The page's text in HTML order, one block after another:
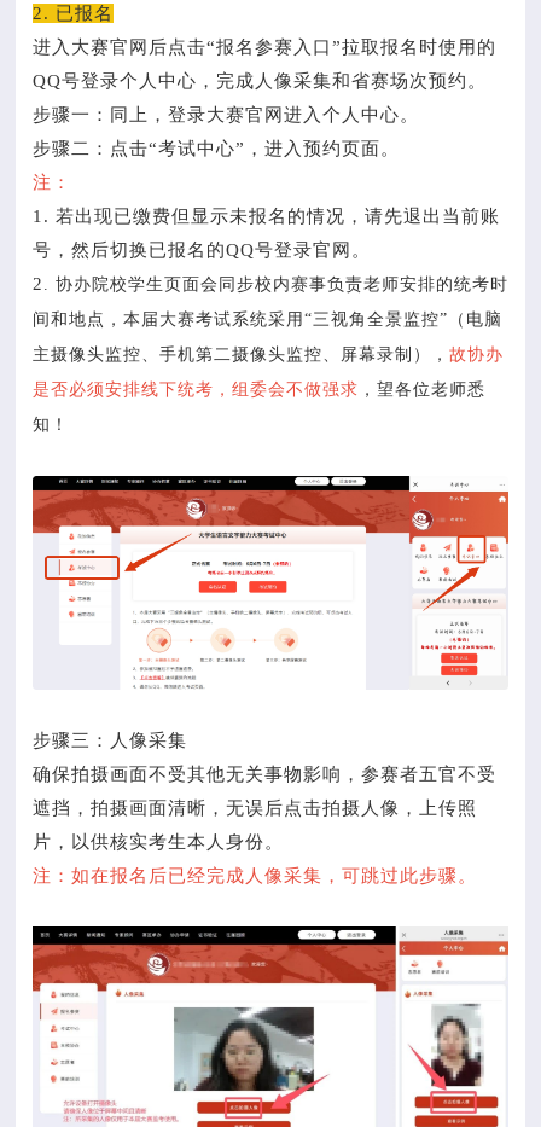
2. 已报名
进入大赛官网后点击“报名参赛入口”拉取报名时使用的
QQ号登录个人中心，完成人像采集和省赛场次预约。
步骤一：同上，登录大赛官网进入个人中心。
步骤二：点击“考试中心”，进入预约页面。
注：
1. 若出现已缴费但显示未报名的情况，请先退出当前账
号，然后切换已报名的QQ号登录官网。
2
. 协办院校学生页面会同步校内赛事负责老师安排的统考时
间和地点，本届大赛考试系统采用“三视角全景监控”（电脑
主摄像头监控、手机第二摄像头监控、屏幕录制）， 故协办
是否必须安排线下统考，组委会不做强求 ，望各位老师悉
知！
步骤三：人像采集
确保拍摄画面不受其他无关事物影响，参赛者五官不受
遮挡，拍摄画面清晰，无误后点击拍摄人像，上传照
片，以供核实考生本人身份。
注：如在报名后已经完成人像采集，可跳过此步骤。